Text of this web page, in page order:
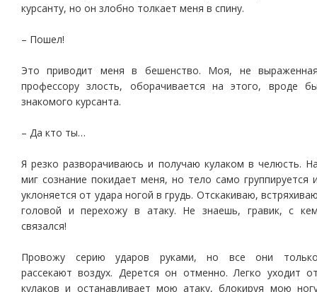
курсанту, но он злобно толкает меня в спину.
– Пошел!
Это приводит меня в бешенство. Моя, не
профессору злость, оборачивается на этого, вроде
знакомого курсанта.
– Да кто ты…
Я резко разворачиваюсь и получаю кулаком в челюсть.
миг сознание покидает меня, но тело само группируется
уклоняется от удара ногой в грудь. Отскакиваю,
головой и перехожу в атаку. Не знаешь, гравик, с
связался!
Провожу серию ударов руками, но все они
рассекают воздух. Дерется он отменно. Легко уходит
кулаков и останавливает мою атаку, блокируя мою